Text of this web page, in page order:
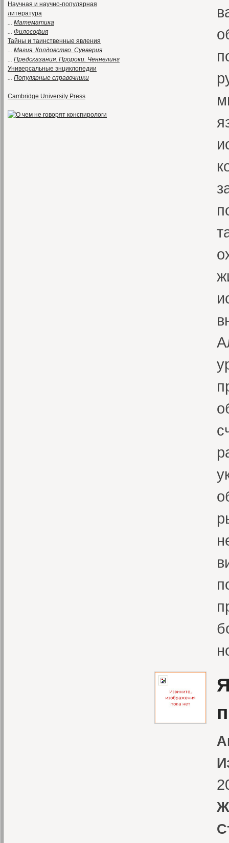
Научная и научно-популярная
литература
... Математика
... Философия
Тайны и таинственные явления
... Магия. Колдовство. Суеверия
... Предсказания. Пророки. Ченнелинг
Универсальные энциклопедии
... Популярные справочники
Cambridge University Press